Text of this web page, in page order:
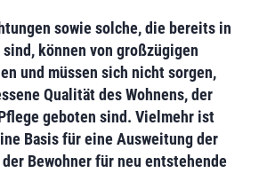
sowie solche, die bereits in
können von großzügigen
und müssen sich nicht sorgen,
Qualität des Wohnens, der
geboten sind. Vielmehr ist
Basis für eine Ausweitung der
Bewohner für neu entstehende